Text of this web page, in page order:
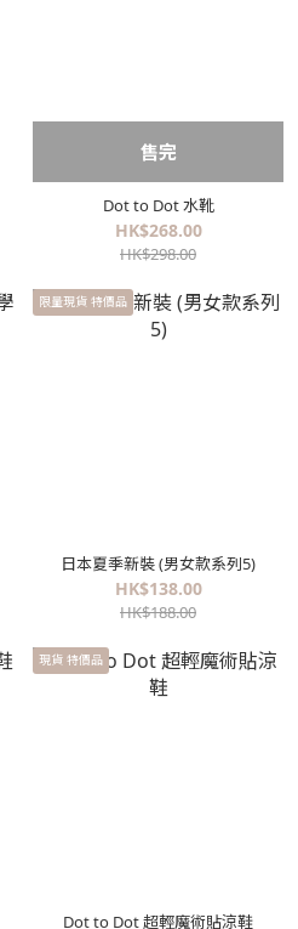
售完
Dot to Dot 水靴
HK$268.00
HK$298.00
限量現貨 特價品
日本夏季新裝 (男女款系列5)
HK$138.00
HK$188.00
現貨 特價品
Dot to Dot 超輕魔術貼涼鞋